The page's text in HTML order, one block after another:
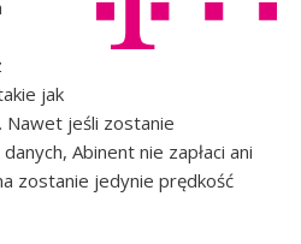
jak
Nawet jeśli zostanie
Abinent nie zapłaci ani
zostanie jedynie prędkość